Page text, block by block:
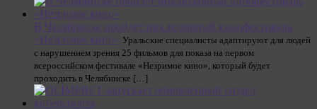
В Челябинске пройдет инклюзивный кинофестиваль
«Незримое кино» Уральские специалисты адаптируют для людей
с нарушением зрения 25 фильмов для показа на первом
всероссийском фестивале «Незримое кино», который будет
проходить в Челябинске […]